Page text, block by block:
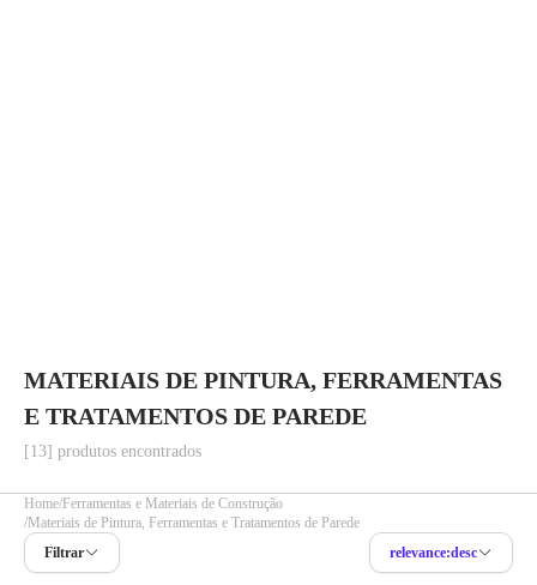
MATERIAIS DE PINTURA, FERRAMENTAS
E TRATAMENTOS DE PAREDE
[13] produtos encontrados
Home Ferramentas e Materiais de Construção
Materiais de Pintura, Ferramentas e Tratamentos de Parede
Filtrar
relevance:desc